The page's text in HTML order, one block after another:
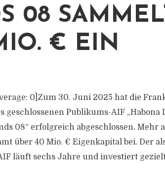
08
€ EIN
0]Zum 30. Juni 2025 hat die
geschlossenen Publikums-AIF „Habona
08“ erfolgreich abgeschlossen. Mehr
über 40 Mio. € Eigenkapital bei. Der
läuft sechs Jahre und investiert